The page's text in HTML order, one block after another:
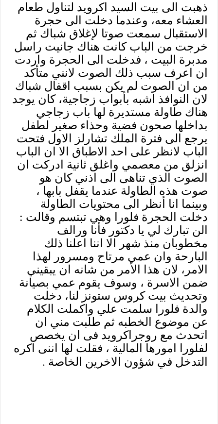
ذهبت الى بيت السيد اكرويد لتناول طعام
العشاء معه، وعندما دخلت الى حجرة
الاستقبال سمعت صوتا لإغلاق شباك ثم
خرجت من الباب كانت هناك جانيت راسل
مدبرة البيت ، فدخلت الى الحجرة واردت
ان اعرف سبب ذلك الصوت لانني متأكد
من ان الصوت لم يكن بسبب اقفال شباك
لان النوافذ اشبه بأبواب زجاجية، كان يوجد
هناك طاولة مستديرة لها باب زجاجي
بداخلها صحون فضية وحذاء صغير لطفل
يرجع الى فترة الملك تشارلز الاول فتحت
الباب لانظر على احد الاطباق الا ان الباب
انزلق من معصمي واغلق ثانية ادركت ان
الصوت الذي تناهى الى اذني كان هو
صوت هذه الطاولة عندما يقفل بابها ،
وبينما انا أنظر الى محتويات الطاولة
دخلت الحجرة فلورا وهي تبتسم وقالت :
الن تبارك لي يا دكتور فأنا ورالف
مخطوبان منذ شهر الا اننا اعلنا ذلك
البارحة وان عمي مرتاح ومسرور لهذا
الامر، لان هذا الأمر من شانه ان يبقيني
ضمن الاسرة ، وسوف يقوم عمي بصيانة
وتحديث بيت كروس ستونز لنا، دخلت
والدة فلورا سلمت علي واكملت الكلام
عن موضوع الخطبه ثم طلبت مني ان
اتحدث مع روجراكرويد فى ان يخصص
لفلورا امورها المالية ، فقلت لها اننى اكره
التدخل في شؤون الاخرين الخاصة .